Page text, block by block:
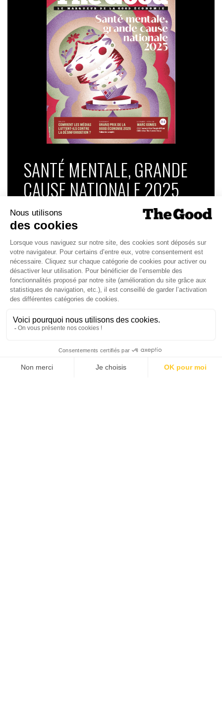
SANTÉ MENTALE, GRANDE
CAUSE NATIONALE 2025
Dans ce numéro, enquête : Comment les
médias luttent-ils contre la désinformation ? |
Palmarès complet du Grand Prix de la Good
Économie 2025 | La grande interview de Marc
Gomes, CEO France & Chief People Officer
EMEA chez The Adecco Group
J'ACHÈTE LE NUMÉRO
JE M'ABONNE 1 AN - 4 NUM.